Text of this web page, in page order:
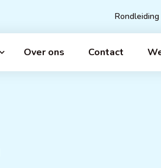
Rondleiding
Over ons Contact